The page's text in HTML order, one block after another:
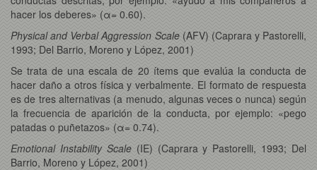
hacer los deberes» (α= 0.60).
Physical and Verbal Aggression Scale(AFV) (Caprara y Pastorelli,
1993; Del Barrio, Moreno y López, 2001)
Se trata de una escala de 20 ítems que evalúa la conducta de
hacer daño a otros física y verbalmente. El formato de respuesta
es de tres alternativas (a menudo, algunas veces o nunca) según
la frecuencia de aparición de la conducta, por ejemplo: «pego
patadas o puñetazos» (α= 0.74).
Emotional Instability Scale(IE) (Caprara y Pastorelli, 1993; Del
Barrio, Moreno y López, 2001)